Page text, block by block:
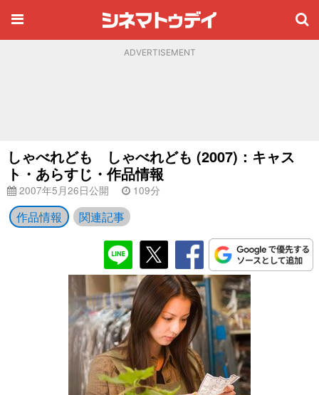
ADVERTISEMENT
しゃべれども しゃべれども (2007)：キャス
ト・あらすじ・作品情報
2007年5月26日公開 109分
作品情報 関連記事